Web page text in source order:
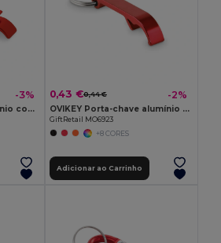
-3%
Porta-chaves em alumínio com abre-cápsulas
0,43 €0,44 € -2%
OVIKEY Porta-chave alumínio reciclado
GiftRetail MO6923
+8 CORES
Adicionar ao Carrinho